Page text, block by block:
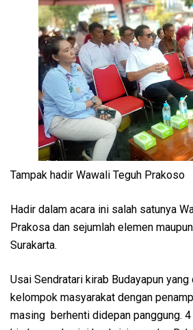
Tampak hadir Wawali Teguh Prakoso
Hadir dalam acara ini salah satunya
Prakosa dan sejumlah elemen
Surakarta.
Usai Sendratari kirab Budayapun
kelompok masyarakat dengan
masing berhenti didepan panggung. 4